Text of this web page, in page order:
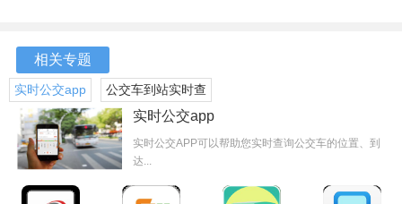
1.便捷性：天津公交app提供了丰富的线路信息和实时公交查
询功能，使用户能够随时随地获取所需信息，规划出行路
线。刷码乘车功能也避免了用户忘记带零钱或公交卡的烦
恼。
2.智能性：app采用了先进的定位技术，能够精准定位用户的
位置，提供周边站点及公交线路的实时状况。智能导航服务
官方版
相关专题
实时公交app
公交车到站实时查
询app
实时公交app
实时公交APP可以帮助您实时查询公交车的位置、到
达...